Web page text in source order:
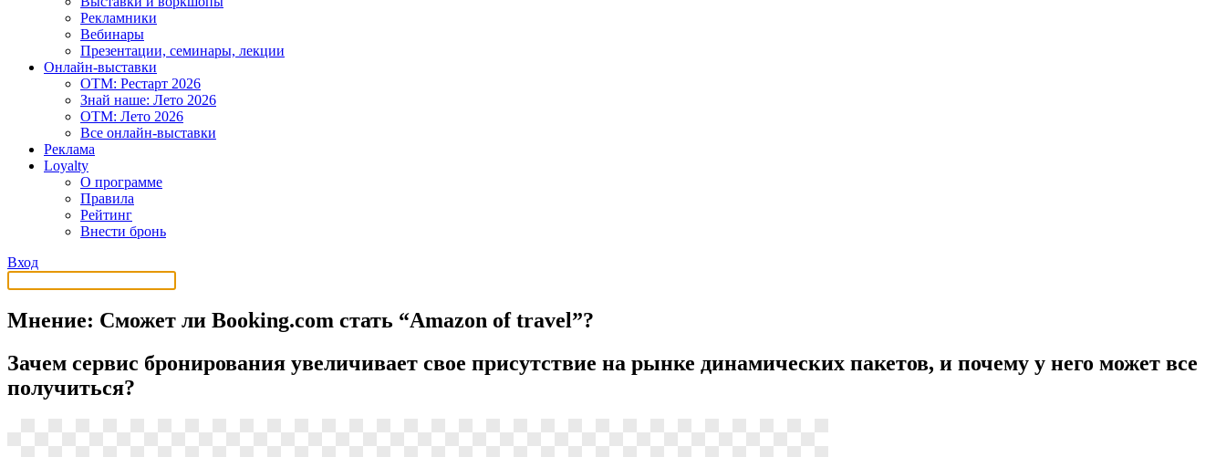
Рекламники
Вебинары
Презентации, семинары, лекции
Онлайн-выставки
OTM: Рестарт 2026
Знай наше: Лето 2026
OTM: Лето 2026
Все онлайн-выставки
Реклама
Loyalty
О программе
Правила
Рейтинг
Внести бронь
Вход
Мнение: Сможет ли Booking.com стать “Amazon of travel”?
Зачем сервис бронирования увеличивает свое присутствие на рынке динамических пакетов, и почему у него может все
получиться?